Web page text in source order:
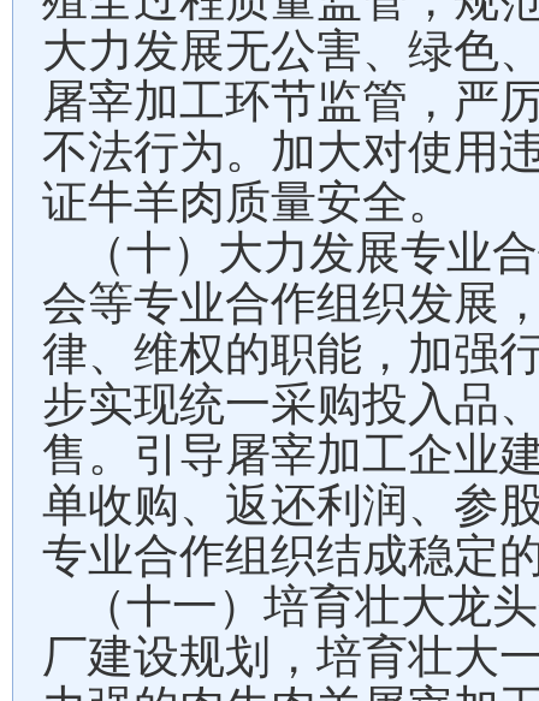
大力发展无公害、绿色
屠宰加工环节监管，严
不法行为。加大对使用
证牛羊肉质量安全。
（十）大力发展专业
会等专业合作组织发展
律、维权的职能，加强
步实现统一采购投入品
售。引导屠宰加工企业
单收购、返还利润、参
专业合作组织结成稳定
（十一）培育壮大龙
厂建设规划，培育壮大